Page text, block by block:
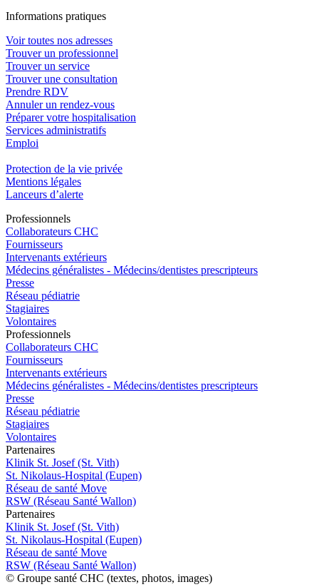
Informations pratiques
Voir toutes nos adresses
Trouver un professionnel
Trouver un service
Trouver une consultation
Prendre RDV
Annuler un rendez-vous
Préparer votre hospitalisation
Services administratifs
Emploi​
Protection de la vie privée
Mentions légales
Lanceurs d’alerte
Professionnels
Collaborateurs CHC
Fournisseurs
Intervenants extérieurs
Médecins généralistes - Médecins/dentistes prescripteurs
Presse
Réseau pédiatrie
Stagiaires
Volontaires
Professionnels
Collaborateurs CHC
Fournisseurs
Intervenants extérieurs
Médecins généralistes - Médecins/dentistes prescripteurs
Presse
Réseau pédiatrie
Stagiaires
Volontaires
Partenaires
Klinik St. Josef (St. Vith)
St. Nikolaus-Hospital (Eupen)
Réseau de santé Move
RSW (Réseau Santé Wallon)
Partenaires
Klinik St. Josef (St. Vith)
St. Nikolaus-Hospital (Eupen)
Réseau de santé Move
RSW (Réseau Santé Wallon)
© Groupe santé CHC (textes, photos, images)